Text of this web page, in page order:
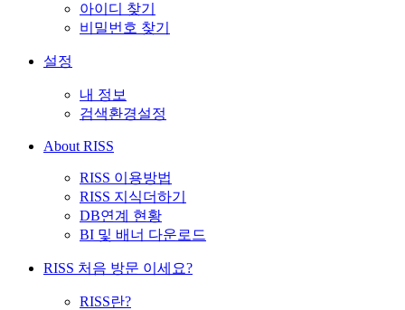
아이디 찾기
비밀번호 찾기
설정
내 정보
검색환경설정
About RISS
RISS 이용방법
RISS 지식더하기
DB연계 현황
BI 및 배너 다운로드
RISS 처음 방문 이세요?
RISS란?